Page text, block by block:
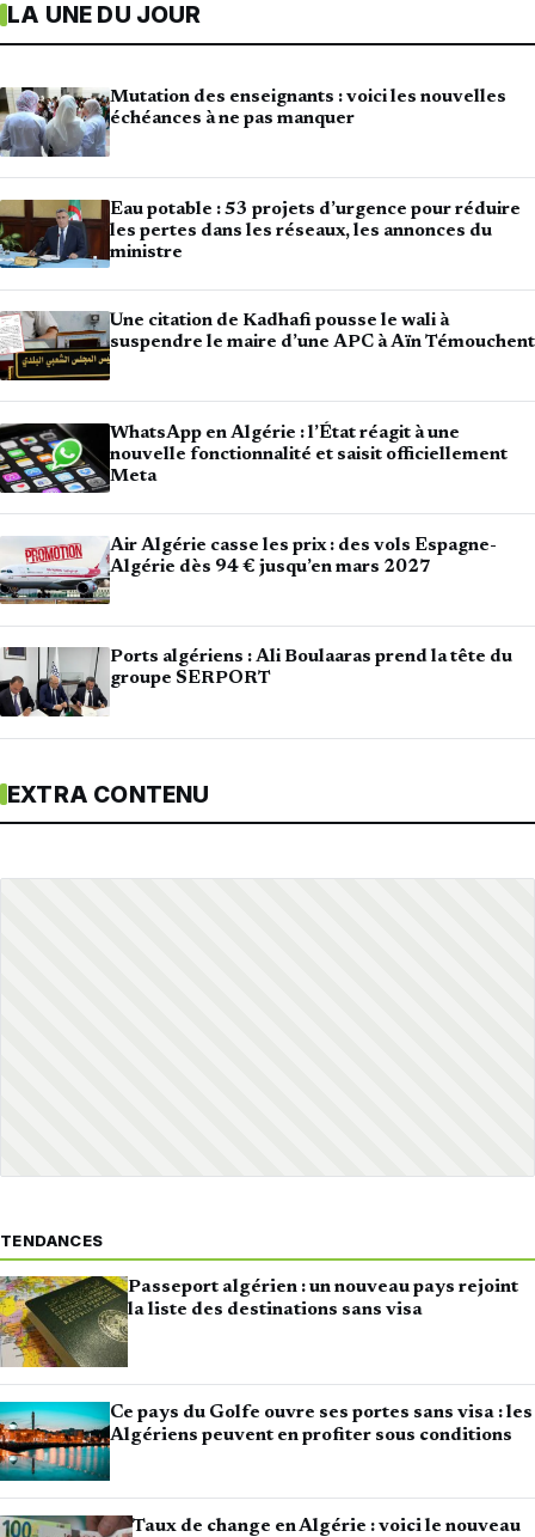
LA UNE DU JOUR
Mutation des enseignants : voici les nouvelles
échéances à ne pas manquer
Eau potable : 53 projets d’urgence pour réduire
les pertes dans les réseaux, les annonces du
ministre
Une citation de Kadhafi pousse le wali à
suspendre le maire d’une APC à Aïn Témouchent
WhatsApp en Algérie : l’État réagit à une
nouvelle fonctionnalité et saisit officiellement
Meta
Air Algérie casse les prix : des vols Espagne-
Algérie dès 94 € jusqu’en mars 2027
Ports algériens : Ali Boulaaras prend la tête du
groupe SERPORT
EXTRA CONTENU
TENDANCES
Passeport algérien : un nouveau pays rejoint
la liste des destinations sans visa
Ce pays du Golfe ouvre ses portes sans visa : les
Algériens peuvent en profiter sous conditions
Taux de change en Algérie : voici le nouveau